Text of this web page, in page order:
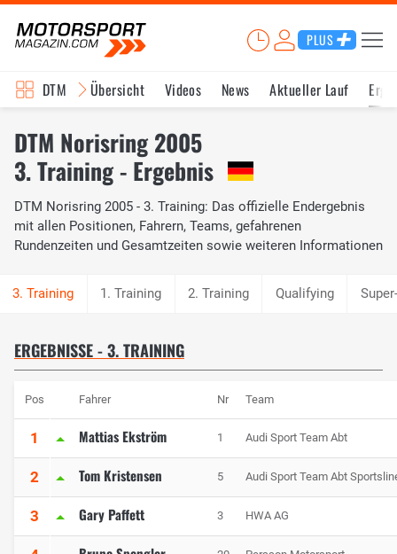
PLUS
DTM Übersicht Videos News Aktueller Lauf
DTM Norisring 2005
3. Training - Ergebnis
DTM Norisring 2005 - 3. Training: Das offizielle Endergebnis
mit allen Positionen, Fahrern, Teams, gefahrenen
Rundenzeiten und Gesamtzeiten sowie weiteren Informationen
1. Training 2. Training Qualifying
ERGEBNISSE - 3. TRAINING
Pos Fahrer Nr Team
1 Mattias Ekström 1 Audi Sport Team Abt
2 Tom Kristensen 5 Audi Sport Team Abt
3 Gary Paffett 3 HWA AG